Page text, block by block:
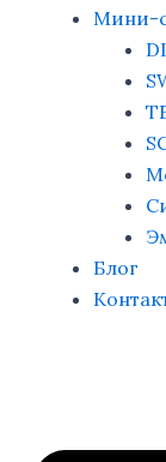
Мини-
Блог